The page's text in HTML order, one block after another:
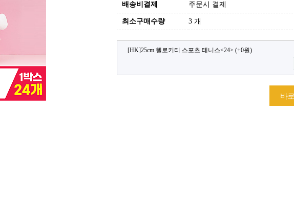
배송비결제 주문시 결제
최소구매수량 3 개
[HK]25cm 헬로키티 스포츠 테니스<24> (+0원)